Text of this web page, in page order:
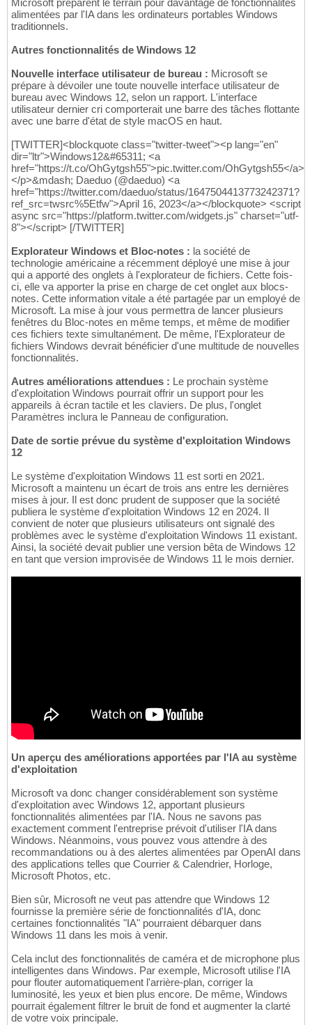
Microsoft préparent le terrain pour davantage de fonctionnalités
alimentées par l'IA dans les ordinateurs portables Windows
traditionnels.
Autres fonctionnalités de Windows 12
Nouvelle interface utilisateur de bureau : Microsoft se
prépare à dévoiler une toute nouvelle interface utilisateur de
bureau avec Windows 12, selon un rapport. L'interface
utilisateur dernier cri comporterait une barre des tâches flottante
avec une barre d'état de style macOS en haut.
[TWITTER]<blockquote class="twitter-tweet"><p lang="en"
dir="ltr">Windows12&#65311; <a
href="https://t.co/OhGytgsh55">pic.twitter.com/OhGytgsh55</a>
</p>&mdash; Daeduo (@daeduo) <a
href="https://twitter.com/daeduo/status/1647504413773242371?
ref_src=twsrc%5Etfw">April 16, 2023</a></blockquote> <script
async src="https://platform.twitter.com/widgets.js" charset="utf-
8"></script> [/TWITTER]
Explorateur Windows et Bloc-notes : la société de
technologie américaine a récemment déployé une mise à jour
qui a apporté des onglets à l'explorateur de fichiers. Cette fois-
ci, elle va apporter la prise en charge de cet onglet aux blocs-
notes. Cette information vitale a été partagée par un employé de
Microsoft. La mise à jour vous permettra de lancer plusieurs
fenêtres du Bloc-notes en même temps, et même de modifier
ces fichiers texte simultanément. De même, l'Explorateur de
fichiers Windows devrait bénéficier d'une multitude de nouvelles
fonctionnalités.
Autres améliorations attendues : Le prochain système
d'exploitation Windows pourrait offrir un support pour les
appareils à écran tactile et les claviers. De plus, l'onglet
Paramètres inclura le Panneau de configuration.
Date de sortie prévue du système d'exploitation Windows
12
Le système d'exploitation Windows 11 est sorti en 2021.
Microsoft a maintenu un écart de trois ans entre les dernières
mises à jour. Il est donc prudent de supposer que la société
publiera le système d'exploitation Windows 12 en 2024. Il
convient de noter que plusieurs utilisateurs ont signalé des
problèmes avec le système d'exploitation Windows 11 existant.
Ainsi, la société devait publier une version bêta de Windows 12
en tant que version improvisée de Windows 11 le mois dernier.
Un aperçu des améliorations apportées par l'IA au système
d'exploitation
Microsoft va donc changer considérablement son système
d'exploitation avec Windows 12, apportant plusieurs
fonctionnalités alimentées par l'IA. Nous ne savons pas
exactement comment l'entreprise prévoit d'utiliser l'IA dans
Windows. Néanmoins, vous pouvez vous attendre à des
recommandations ou à des alertes alimentées par OpenAI dans
des applications telles que Courrier & Calendrier, Horloge,
Microsoft Photos, etc.
Bien sûr, Microsoft ne veut pas attendre que Windows 12
fournisse la première série de fonctionnalités d'IA, donc
certaines fonctionnalités "IA" pourraient débarquer dans
Windows 11 dans les mois à venir.
Cela inclut des fonctionnalités de caméra et de microphone plus
intelligentes dans Windows. Par exemple, Microsoft utilise l'IA
pour flouter automatiquement l'arrière-plan, corriger la
luminosité, les yeux et bien plus encore. De même, Windows
pourrait également filtrer le bruit de fond et augmenter la clarté
de votre voix principale.